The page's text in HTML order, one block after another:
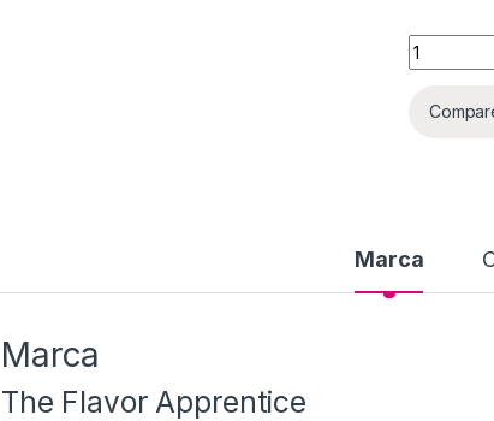
Cantidad
Marca
Marca
The Flavor Apprentice